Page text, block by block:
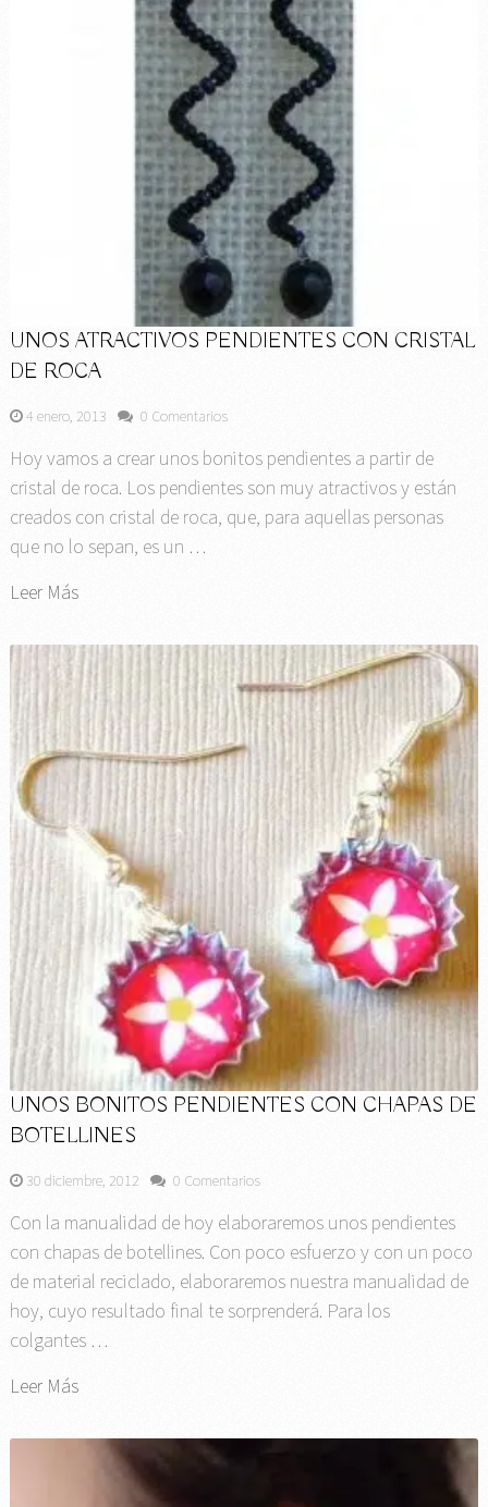
UNOS ATRACTIVOS PENDIENTES CON CRISTAL
DE ROCA
4 enero, 2013 0 Comentarios
Hoy vamos a crear unos bonitos pendientes a partir de
cristal de roca. Los pendientes son muy atractivos y están
creados con cristal de roca, que, para aquellas personas
que no lo sepan, es un …
Leer Más
UNOS BONITOS PENDIENTES CON CHAPAS DE
BOTELLINES
30 diciembre, 2012 0 Comentarios
Con la manualidad de hoy elaboraremos unos pendientes
con chapas de botellines. Con poco esfuerzo y con un poco
de material reciclado, elaboraremos nuestra manualidad de
hoy, cuyo resultado final te sorprenderá. Para los
colgantes …
Leer Más